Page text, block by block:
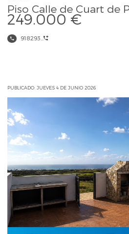
Piso Calle de Cuart de
249.000 €
918293...
PUBLICADO: JUEVES 4 DE JUNIO 2026